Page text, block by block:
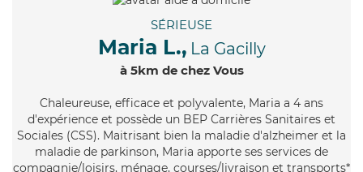
SÉRIEUSE
Maria L., La Gacilly
à 5km de chez Vous
Chaleureuse, efficace et polyvalente, Maria a 4 ans
d'expérience et possède un BEP Carrières Sanitaires et
Sociales (CSS). Maitrisant bien la maladie d'alzheimer et la
maladie de parkinson, Maria apporte ses services de
compagnie/loisirs, ménage, courses/livraison et transports*